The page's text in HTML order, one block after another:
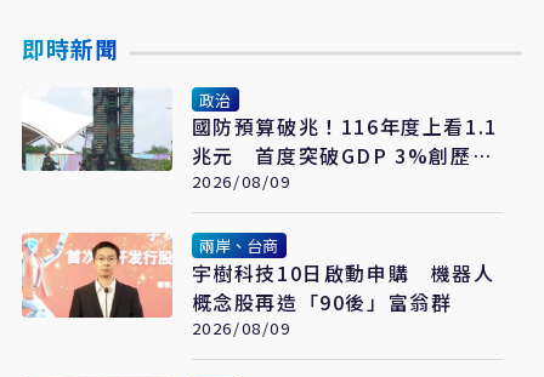
即時新聞
政治
國防預算破兆！116年度上看1.1
兆元 首度突破GDP 3%創歷史
新高
2026/08/09
兩岸、台商
宇樹科技10日啟動申購 機器人
概念股再造「90後」富翁群
2026/08/09